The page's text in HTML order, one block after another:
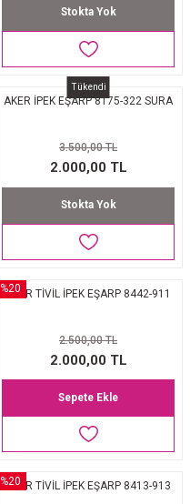
Stokta Yok
Tükendi
AKER İPEK EŞARP 8175-322 SURA
3.500,00 TL
2.000,00 TL
Stokta Yok
%20
AKER TİVİL İPEK EŞARP 8442-911
2.500,00 TL
2.000,00 TL
Sepete Ekle
%20
AKER TİVİL İPEK EŞARP 8413-913